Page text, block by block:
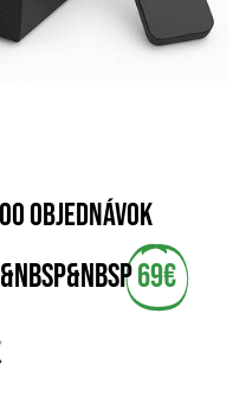
objednávok
69€